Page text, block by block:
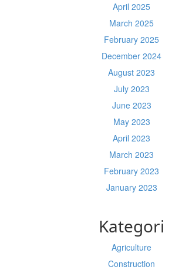
April 2025
March 2025
February 2025
December 2024
August 2023
July 2023
June 2023
May 2023
April 2023
March 2023
February 2023
January 2023
Kategori
Agriculture
Construction